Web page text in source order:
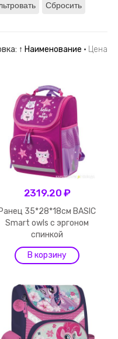
Сбросить
↑ Наименование · Цена
2319.20 ₽
Ранец 35*28*18см BASIC
Smart owls с эргоном
спинкой